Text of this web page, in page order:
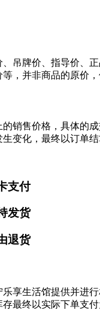
吊牌价、指导价、
，并非商品的原价，
销售价格，具体的
变化，最终以订单结
支付
发货
退货
享生活馆提供并进
存最终以实际下单支